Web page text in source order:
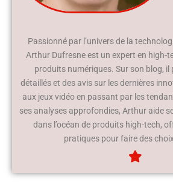
Passionné par l’univers de la
Arthur Dufresne est un expert en high-
produits numériques. Sur son blog, il
détaillés et des avis sur les dernières
aux jeux vidéo en passant par les
ses analyses approfondies, Arthur aide
dans l’océan de produits high-tech,
pratiques pour faire des